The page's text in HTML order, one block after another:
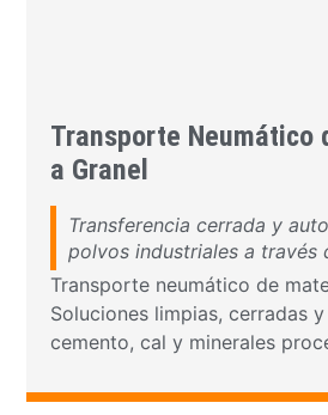
Transporte Neumático
a Granel
Transferencia cerrada y
polvos industriales a través
Transporte neumático de
Soluciones limpias, cerradas
cemento, cal y minerales